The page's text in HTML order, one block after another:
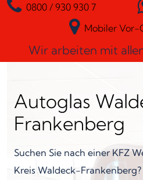
0800 / 930 930 7
Mobiler
Wir arbeiten mit
Autoglas
Frankenberg
Suchen Sie nach einer KFZ
Kreis Waldeck-